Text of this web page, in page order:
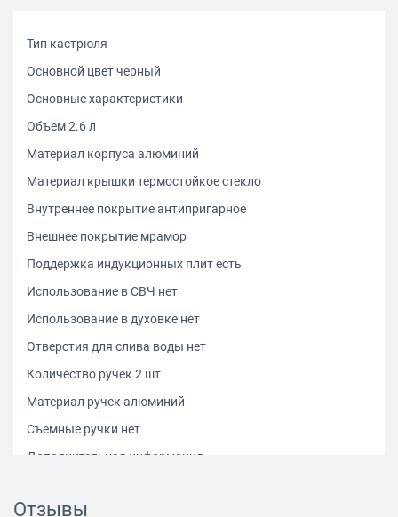
Тип кастрюля
Основной цвет черный
Основные характеристики
Объем 2.6 л
Материал корпуса алюминий
Материал крышки термостойкое стекло
Внутреннее покрытие антипригарное
Внешнее покрытие мрамор
Поддержка индукционных плит есть
Использование в СВЧ нет
Использование в духовке нет
Отверстия для слива воды нет
Количество ручек 2 шт
Материал ручек алюминий
Съемные ручки нет
Дополнительная информация
Габариты и вес
Отзывы